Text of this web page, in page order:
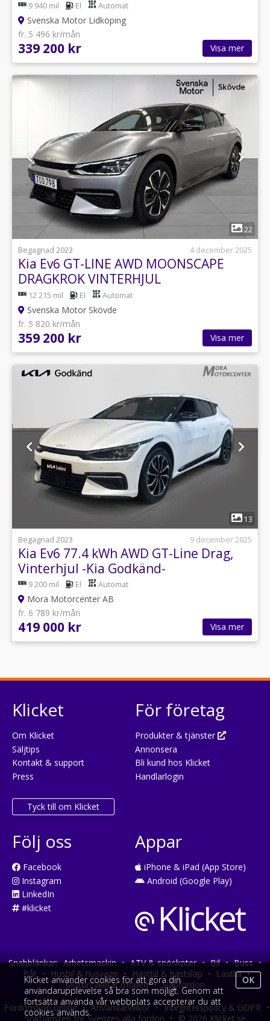
9 940 mil El Automat
Svenska Motor Lidköping
fr. 5 496 kr/mån
339 200 kr Visa mer
1
22
Begagnad 2023
4 december 2025
Kia Ev6 GT-LINE AWD MOONSCAPE
DRAGKROK VINTERHJUL
12 215 mil El Automat
Svenska Motor Skövde
fr. 5 820 kr/mån
359 200 kr Visa mer
1
13
Begagnad 2023
9 december 2025
Kia Ev6 77.4 kWh AWD GT-Line Drag,
Vinterhjul -Kia Godkänd-
9 200 mil El Automat
Mora Motorcenter AB
fr. 6 789 kr/mån
419 000 kr Visa mer
Klicket
Om Klicket
Säljtips
Kontakt & support
Press
Tyck till om Klicket
För företag
Produkter & tjänster
Annonsera
Bli kund hos Klicket
Handlarlogin
Följ oss
Facebook
Instagram
LinkedIn
#klicket
Appar
iPhone & iPad (App Store)
Android (Google Play)
Snabblänkar: Arbetsmaskin • ATV & snöskoter • Bil • Buss •
Båt • Husbil & husvagn • Hästbil & hästsläp • Lastbil •
Motorcykel & moped • Släpfordon
Fordonsköp online • Användarvillkor • Integritetspolicy & GDPR •
Söktjänsten för Sveriges alla fordon • © 2026 Klicket.se
Klicket använder cookies för att göra din
användarupplevelse så bra som möjligt. Genom att
fortsätta använda vår webbplats accepterar du att
cookies används.
OK